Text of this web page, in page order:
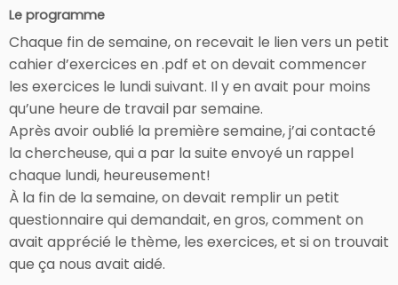
Le programme
Chaque fin de semaine, on recevait le lien vers un petit
cahier d’exercices en .pdf et on devait commencer
les exercices le lundi suivant. Il y en avait pour moins
qu’une heure de travail par semaine.
Après avoir oublié la première semaine, j’ai contacté
la chercheuse, qui a par la suite envoyé un rappel
chaque lundi, heureusement!
À la fin de la semaine, on devait remplir un petit
questionnaire qui demandait, en gros, comment on
avait apprécié le thème, les exercices, et si on trouvait
que ça nous avait aidé.